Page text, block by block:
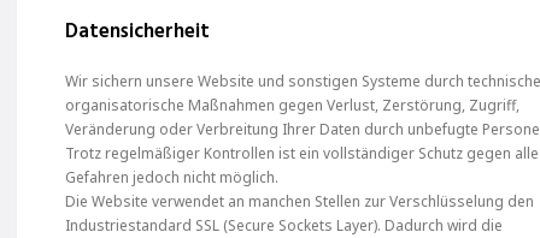
Datensicherheit
Wir sichern unsere Website und sonstigen Systeme durch
organisatorische Maßnahmen gegen Verlust, Zerstörung, Zugriff,
Veränderung oder Verbreitung Ihrer Daten durch unbefugte
Trotz regelmäßiger Kontrollen ist ein vollständiger Schutz gegen alle
Gefahren jedoch nicht möglich.
Die Website verwendet an manchen Stellen zur Verschlüsselung den
Industriestandard SSL (Secure Sockets Layer). Dadurch wird die